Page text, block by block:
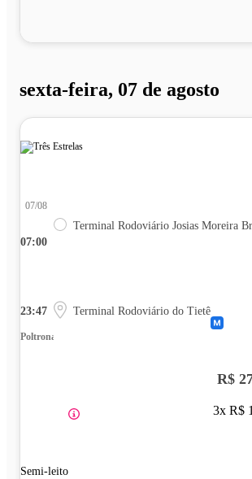
sexta-feira, 07 de agosto
07:00
07/08
Terminal Rodoviário Josias Moreira
23:47 Terminal Rodoviário do Tietê
Poltrona
Semi-leito
R$
3x R$